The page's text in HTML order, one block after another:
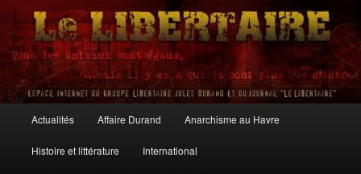
Aller
contenu
principal
Aller
contenu
secondaire
Le Libertaire
principal
Actualités Affaire Durand Anarchisme au Havre
Histoire et littérature International